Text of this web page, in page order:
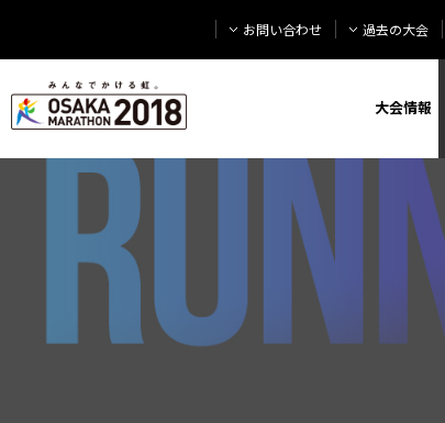
お問い合わせ 過去の大会
大会情報